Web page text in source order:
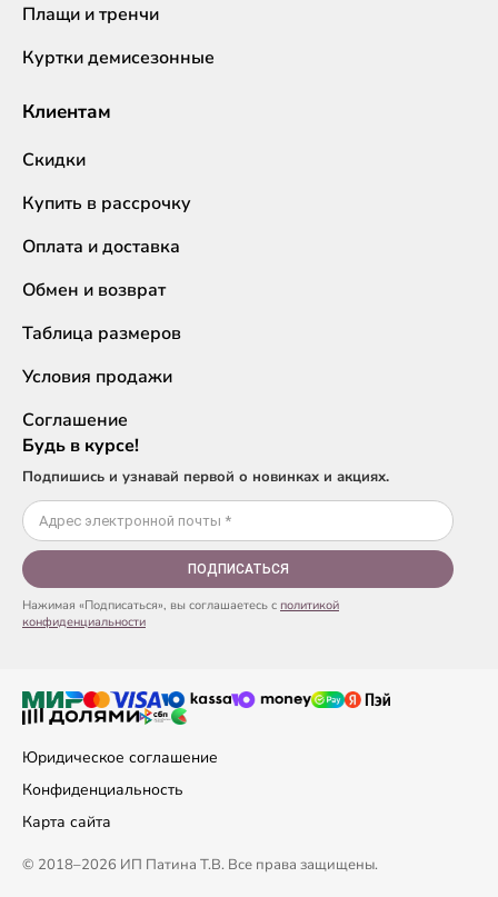
Плащи и тренчи
Куртки демисезонные
Клиентам
Скидки
Купить в рассрочку
Оплата и доставка
Обмен и возврат
Таблица размеров
Условия продажи
Соглашение
Будь в курсе!
Подпишись и узнавай первой о новинках и акциях.
ПОДПИСАТЬСЯ
Нажимая «Подписаться», вы соглашаетесь с политикой
конфиденциальности
Юридическое соглашение
Конфиденциальность
Карта сайта
© 2018–2026 ИП Патина Т.В. Все права защищены.